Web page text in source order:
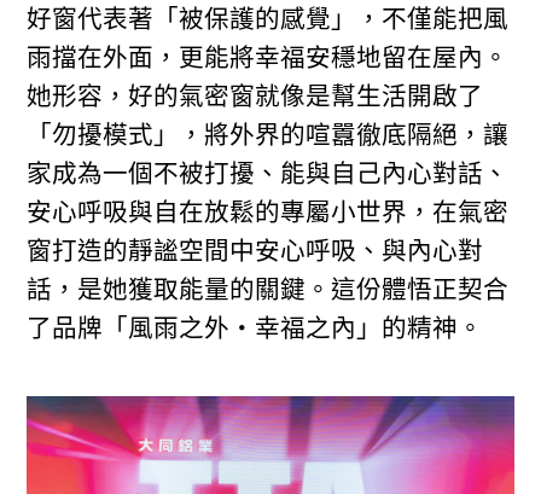
好窗代表著「被保護的感覺」，不僅能把風
雨擋在外面，更能將幸福安穩地留在屋內。
她形容，好的氣密窗就像是幫生活開啟了
「勿擾模式」，將外界的喧囂徹底隔絕，讓
家成為一個不被打擾、能與自己內心對話、
安心呼吸與自在放鬆的專屬小世界，在氣密
窗打造的靜謐空間中安心呼吸、與內心對
話，是她獲取能量的關鍵。這份體悟正契合
了品牌「風雨之外・幸福之內」的精神。